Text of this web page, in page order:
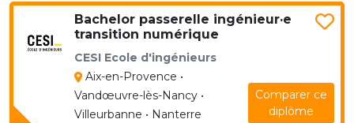
Bachelor passerelle ingénieur·e
transition numérique
CESI Ecole d'ingénieurs
Aix-en-Provence •
Vandœuvre-lès-Nancy •
Villeurbanne • Nanterre
Comparer ce
diplôme